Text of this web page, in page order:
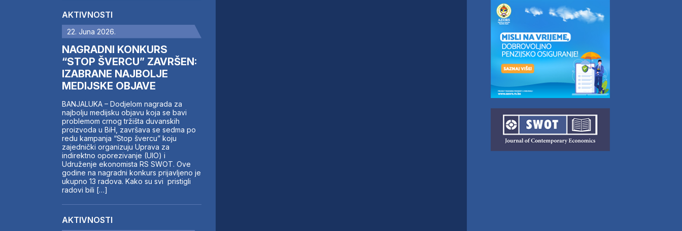
AKTIVNOSTI
22. Juna 2026.
NAGRADNI KONKURS
“STOP ŠVERCU” ZAVRŠEN:
IZABRANE NAJBOLJE
MEDIJSKE OBJAVE
BANJALUKA – Dodjelom nagrada za
najbolju medijsku objavu koja se bavi
problemom crnog tržišta duvanskih
proizvoda u BiH, završava se sedma po
redu kampanja “Stop švercu” koju
zajednički organizuju Uprava za
indirektno oporezivanje (UIO) i
Udruženje ekonomista RS SWOT. Ove
godine na nagradni konkurs prijavljeno je
ukupno 13 radova. Kako su svi pristigli
radovi bili […]
AKTIVNOSTI